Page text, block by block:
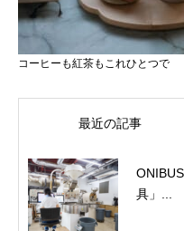
コーヒーも紅茶もこれひとつで
最近の記事
具」...